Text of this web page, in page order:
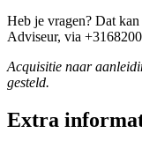
Heb je vragen? Dat
Adviseur, via
Acquisitie naar
gesteld.
Extra